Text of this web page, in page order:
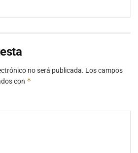
no será publicada. Los campos
con *